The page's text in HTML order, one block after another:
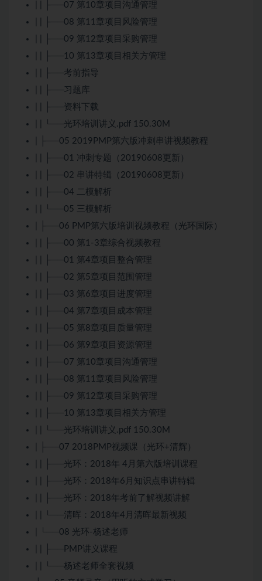
| | ├──07 第10章项目沟通管理
| | ├──08 第11章项目风险管理
| | ├──09 第12章项目采购管理
| | ├──10 第13章项目相关方管理
| | ├──考前指导
| | ├──习题库
| | ├──资料下载
| | └──光环培训讲义.pdf 150.30M
| ├──05 2019PMP第六版冲刺串讲视频教程
| | ├──01 冲刺专题（20190608更新）
| | ├──02 串讲特辑（20190608更新）
| | ├──04 二模解析
| | └──05 三模解析
| ├──06 PMP第六版培训视频教程（光环国际）
| | ├──00 第1-3章综合视频教程
| | ├──01 第4章项目整合管理
| | ├──02 第5章项目范围管理
| | ├──03 第6章项目进度管理
| | ├──04 第7章项目成本管理
| | ├──05 第8章项目质量管理
| | ├──06 第9章项目资源管理
| | ├──07 第10章项目沟通管理
| | ├──08 第11章项目风险管理
| | ├──09 第12章项目采购管理
| | ├──10 第13章项目相关方管理
| | └──光环培训讲义.pdf 150.30M
| ├──07 2018PMP视频课（光环+清辉）
| | ├──光环：2018年 4月第六版培训课程
| | ├──光环：2018年6月知识点串讲特辑
| | ├──光环：2018年考前了解视频讲解
| | └──清晖：2018年4月清晖最新视频
| └──08 光环-杨述老师
| | ├──PMP讲义课程
| | └──杨述老师全套视频